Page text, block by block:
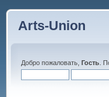
Arts-Union
Добро пожаловать, Гость.